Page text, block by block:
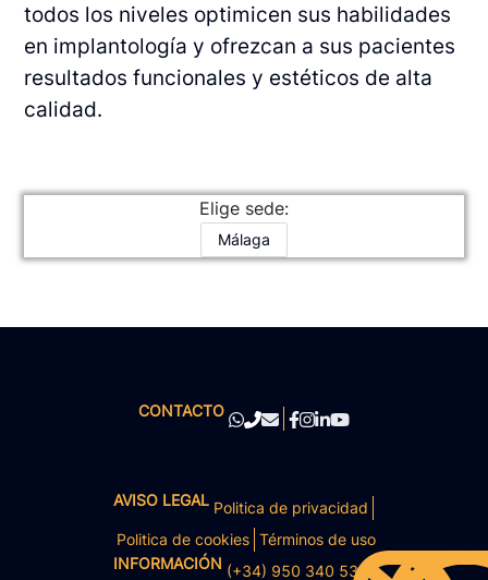
todos los niveles optimicen sus habilidades
en implantología y ofrezcan a sus pacientes
resultados funcionales y estéticos de alta
calidad.
Elige sede:
Málaga
CONTACTO
AVISO LEGAL Politica de privacidad
Politica de cookies Términos de uso
INFORMACIÓN (+34) 950 340 531